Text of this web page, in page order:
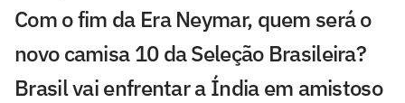
Com o fim da Era Neymar, quem será o
novo camisa 10 da Seleção Brasileira?
Brasil vai enfrentar a Índia em amistoso